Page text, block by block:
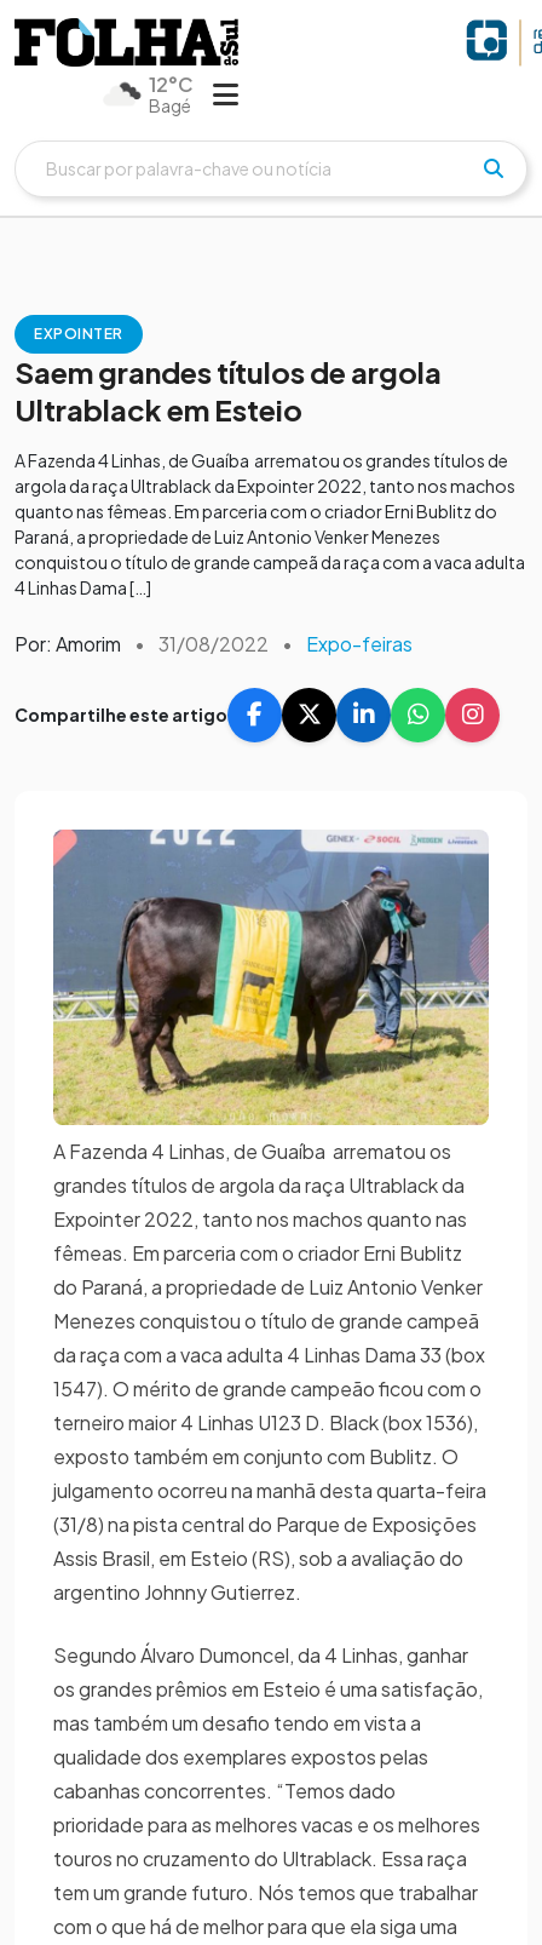
12°C
Bagé
EXPOINTER
Saem grandes títulos de argola
Ultrablack em Esteio
A Fazenda 4 Linhas, de Guaíba arrematou os grandes títulos de
argola da raça Ultrablack da Expointer 2022, tanto nos machos
quanto nas fêmeas. Em parceria com o criador Erni Bublitz do
Paraná, a propriedade de Luiz Antonio Venker Menezes
conquistou o título de grande campeã da raça com a vaca adulta
4 Linhas Dama […]
Por: Amorim • 31/08/2022 • Expo-feiras
Compartilhe este artigo
A Fazenda 4 Linhas, de Guaíba arrematou os
grandes títulos de argola da raça Ultrablack da
Expointer 2022, tanto nos machos quanto nas
fêmeas. Em parceria com o criador Erni Bublitz
do Paraná, a propriedade de Luiz Antonio Venker
Menezes conquistou o título de grande campeã
da raça com a vaca adulta 4 Linhas Dama 33 (box
1547). O mérito de grande campeão ficou com o
terneiro maior 4 Linhas U123 D. Black (box 1536),
exposto também em conjunto com Bublitz. O
julgamento ocorreu na manhã desta quarta-feira
(31/8) na pista central do Parque de Exposições
Assis Brasil, em Esteio (RS), sob a avaliação do
argentino Johnny Gutierrez.
Segundo Álvaro Dumoncel, da 4 Linhas, ganhar
os grandes prêmios em Esteio é uma satisfação,
mas também um desafio tendo em vista a
qualidade dos exemplares expostos pelas
cabanhas concorrentes. “Temos dado
prioridade para as melhores vacas e os melhores
touros no cruzamento do Ultrablack. Essa raça
tem um grande futuro. Nós temos que trabalhar
com o que há de melhor para que ela siga uma